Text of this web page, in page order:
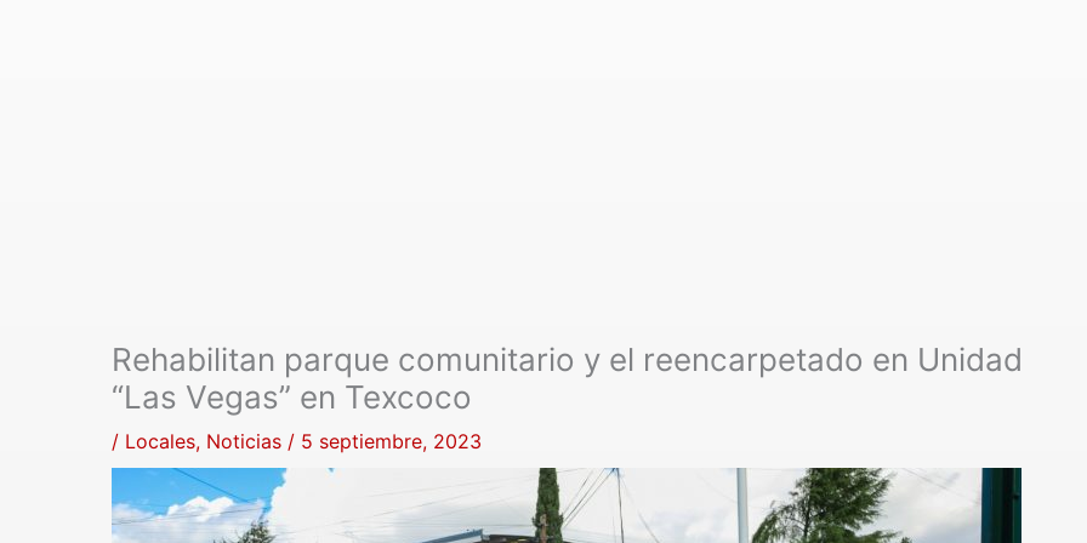
Rehabilitan parque comunitario y el reencarpetado en Unidad
“Las Vegas” en Texcoco
/ Locales, Noticias / 5 septiembre, 2023